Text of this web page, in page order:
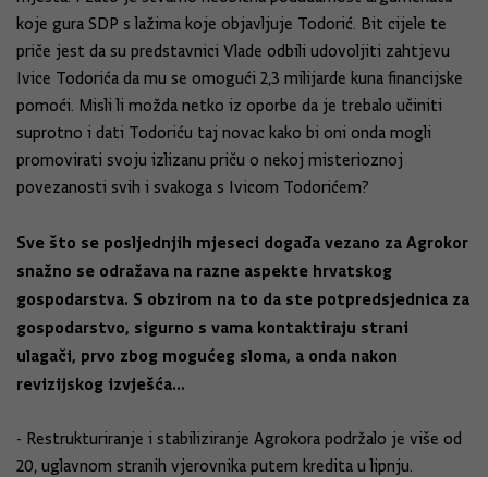
koje gura SDP s lažima koje objavljuje Todorić. Bit cijele te
priče jest da su predstavnici Vlade odbili udovoljiti zahtjevu
Ivice Todorića da mu se omogući 2,3 milijarde kuna financijske
pomoći. Misli li možda netko iz oporbe da je trebalo učiniti
suprotno i dati Todoriću taj novac kako bi oni onda mogli
promovirati svoju izlizanu priču o nekoj misterioznoj
povezanosti svih i svakoga s Ivicom Todorićem?
Sve što se posljednjih mjeseci događa vezano za Agrokor
snažno se odražava na razne aspekte hrvatskog
gospodarstva. S obzirom na to da ste potpredsjednica za
gospodarstvo, sigurno s vama kontaktiraju strani
ulagači, prvo zbog mogućeg sloma, a onda nakon
revizijskog izvješća...
- Restrukturiranje i stabiliziranje Agrokora podržalo je više od
20, uglavnom stranih vjerovnika putem kredita u lipnju.